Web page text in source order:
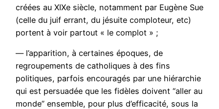
créées au XIXe siècle, notamment par Eugène Sue
(celle du juif errant, du jésuite comploteur, etc)
portent à voir partout « le complot » ;
— l’apparition, à certaines époques, de
regroupements de catholiques à des fins
politiques, parfois encouragés par une hiérarchie
qui est persuadée que les fidèles doivent “aller au
monde” ensemble, pour plus d’efficacité, sous la